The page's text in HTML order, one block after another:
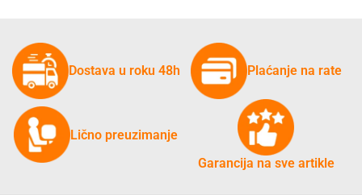
Dostava u roku 48h Plaćanje na rate
Lično preuzimanje
Garancija na sve artikle